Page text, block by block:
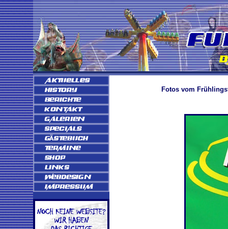
Fotos vom